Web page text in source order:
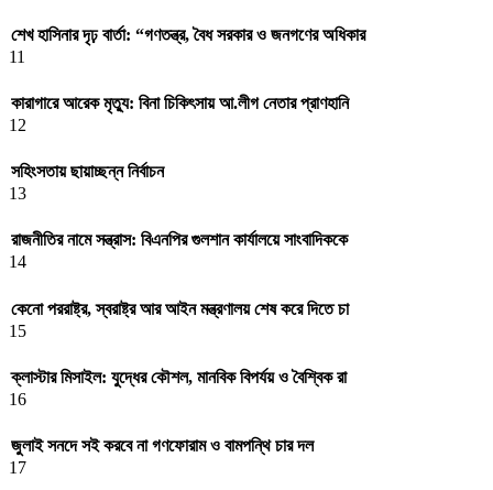
শেখ হাসিনার দৃঢ় বার্তা: “গণতন্ত্র, বৈধ সরকার ও জনগণের অধিকার
11
কারাগারে আরেক মৃত্যু: বিনা চিকিৎসায় আ.লীগ নেতার প্রাণহানি
12
সহিংসতায় ছায়াচ্ছন্ন নির্বাচন
13
রাজনীতির নামে সন্ত্রাস: বিএনপির গুলশান কার্যালয়ে সাংবাদিককে
14
কেনো পররাষ্ট্র, স্বরাষ্ট্র আর আইন মন্ত্রণালয় শেষ করে দিতে চা
15
ক্লাস্টার মিসাইল: যুদ্ধের কৌশল, মানবিক বিপর্যয় ও বৈশ্বিক রা
16
জুলাই সনদে সই করবে না গণফোরাম ও বামপন্থি চার দল
17